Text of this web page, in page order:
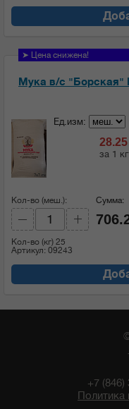
➤ Цена снижена!
Мука в/с "Борская"
Ед.изм:
28.25
за 1 кг
Кол-во (меш.):
Кол-во (кг) 25
Артикул: 09243
Сумма:
+7